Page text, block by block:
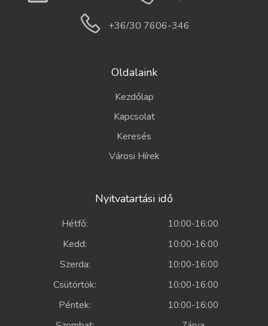
+36/30 7606-346
Oldalaink
Kezdőlap
Kapcsolat
Keresés
Városi Hírek
Nyitvatartási idő
Hétfő: 10:00-16:00
Kedd: 10:00-16:00
Szerda: 10:00-16:00
Csütörtök: 10:00-16:00
Péntek: 10:00-16:00